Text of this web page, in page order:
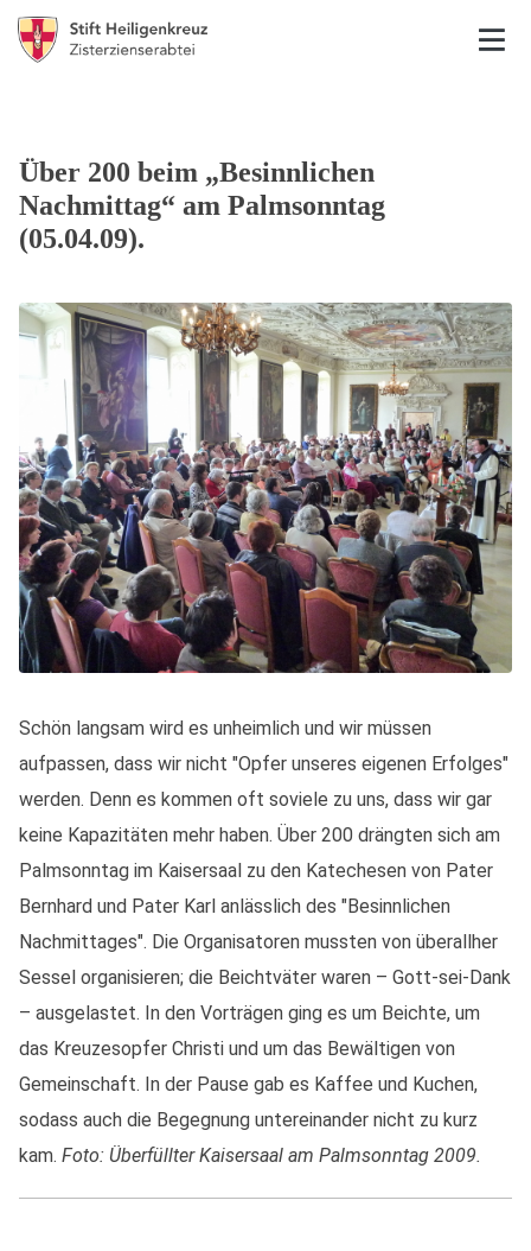
Über 200 beim „Besinnlichen
Nachmittag“ am Palmsonntag
(05.04.09).
Schön langsam wird es unheimlich und wir müssen
aufpassen, dass wir nicht "Opfer unseres eigenen Erfolges"
werden. Denn es kommen oft soviele zu uns, dass wir gar
keine Kapazitäten mehr haben. Über 200 drängten sich am
Palmsonntag im Kaisersaal zu den Katechesen von Pater
Bernhard und Pater Karl anlässlich des "Besinnlichen
Nachmittages". Die Organisatoren mussten von überallher
Sessel organisieren; die Beichtväter waren – Gott-sei-Dank
– ausgelastet. In den Vorträgen ging es um Beichte, um
das Kreuzesopfer Christi und um das Bewältigen von
Gemeinschaft. In der Pause gab es Kaffee und Kuchen,
sodass auch die Begegnung untereinander nicht zu kurz
kam. Foto: Überfüllter Kaisersaal am Palmsonntag 2009.